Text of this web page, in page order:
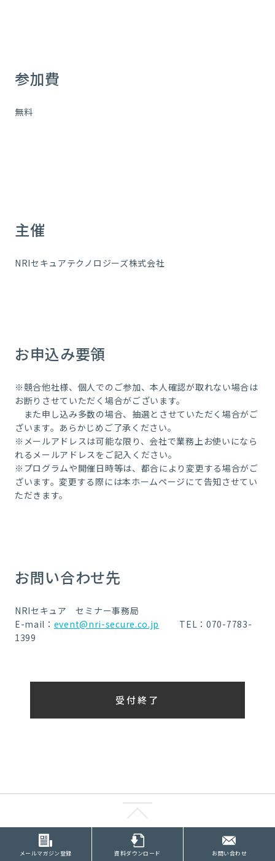
参加費
無料
主催
NRIセキュアテクノロジーズ株式会社
お申込み要領
※競合他社様、個人でのご参加、本人確認が取れない場合は
お断りさせていただく場合がございます。
また申し込み多数の場合、抽選とさせていただく場合がご
ざいます。あらかじめご了承ください。
※メールアドレスは可能な限り、会社で業務上お使いになら
れるメールアドレスをご記入ください。
※プログラムや開催日時等は、都合により変更する場合がご
ざいます。変更する際には本ホームページにて告知させてい
ただきます。
お問い合わせ先
NRIセキュア セミナー事務局
E-mail： event@nri-secure.co.jp
TEL：070-7783-
1399
受付終了
メールマガジン登録 資料ダウンロード お問い合わせ